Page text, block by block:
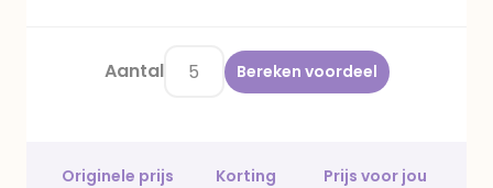
Aantal Bereken voordeel
Originele prijs Korting
Prijs voor jou